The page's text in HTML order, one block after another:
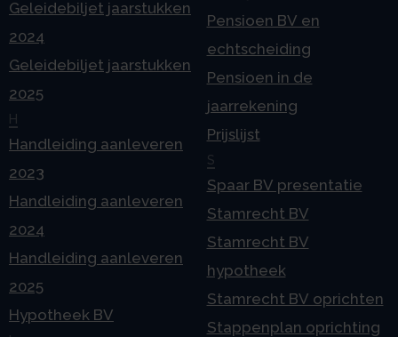
Geleidebiljet jaarstukken
2024
Geleidebiljet jaarstukken
2025
H
Handleiding aanleveren
2023
Handleiding aanleveren
2024
Handleiding aanleveren
2025
Hypotheek BV
Pensioen BV en
echtscheiding
Pensioen in de
jaarrekening
Prijslijst
S
Spaar BV presentatie
Stamrecht BV
Stamrecht BV
hypotheek
Stamrecht BV oprichten
Stappenplan oprichting